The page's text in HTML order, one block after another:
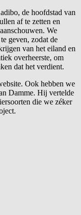
de hoofdstad van
af te zetten en
We
geven, zodat de
van het eiland en
overheerste, om
dat het verdient.
Ook hebben we
Damme. Hij vertelde
die we zéker